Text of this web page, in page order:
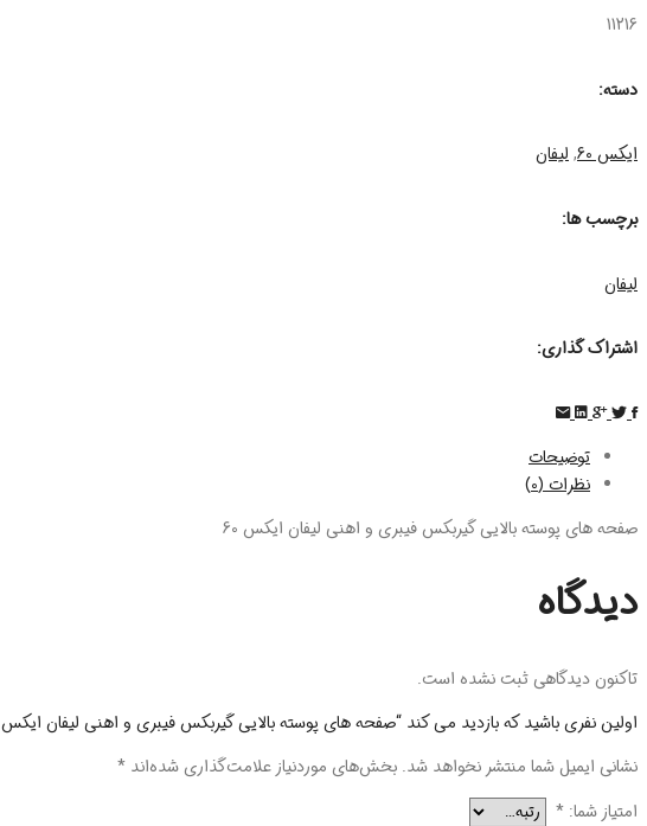
11216
دسته:
ایکس 60 ,لیفان
برچسب ها:
لیفان
اشتراک گذاری:
توضیحات
نظرات (0)
صفحه های پوسته بالایی گیربکس فیبری و اهنی لیفان ایکس 60
دیدگاه
تاکنون دیدگاهی ثبت نشده است.
اولین نفری باشید که بازدید می کند “صفحه های پوسته بالایی گیربکس فیبری و اهنی لیفان ایکس 60”
نشانی ایمیل شما منتشر نخواهد شد. بخش‌های موردنیاز علامت‌گذاری شده‌اند *
امتیاز شما: *